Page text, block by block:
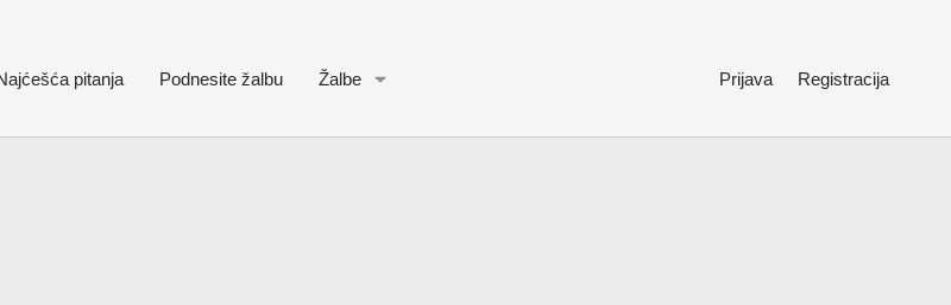
pitanja Podnesite žalbu Žalbe Prijava Registracija